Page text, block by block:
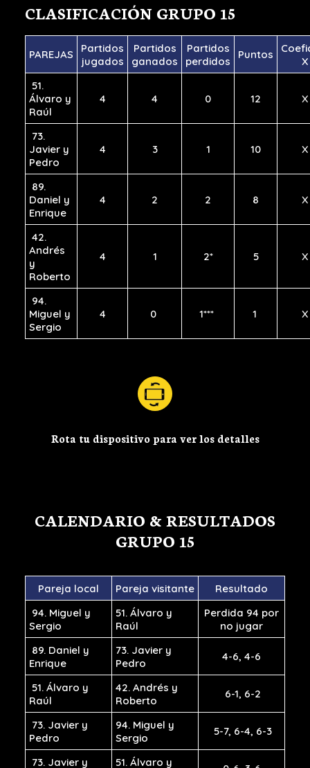
CLASIFICACIÓN GRUPO 15
PAREJAS
Partidos
jugados
Partidos
ganados
Partidos
perdidos
Puntos
X
51.
Álvaro y
Raúl
4 4 0 12 X
73.
Javier y
Pedro
4 3 1 10 X
89.
Daniel y
Enrique
4 2 2 8 X
42.
Andrés
y
Roberto
4 1 2* 5 X
94.
Miguel y
Sergio
4 0 1*** 1 X
Rota tu dispositivo para ver los detalles
CALENDARIO & RESULTADOS
GRUPO 15
Pareja local Pareja visitante
Resultado
94. Miguel y
Sergio
51. Álvaro y
Raúl
Perdida 94 por
no jugar
89. Daniel y
Enrique
73. Javier y
Pedro
4-6, 4-6
51. Álvaro y
Raúl
42. Andrés y
Roberto
6-1, 6-2
73. Javier y
Pedro
94. Miguel y
Sergio
5-7, 6-4, 6-3
73. Javier y 51. Álvaro y